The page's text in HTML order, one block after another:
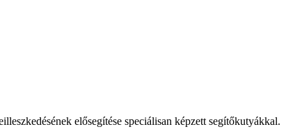
elősegítése speciálisan képzett segítőkutyákkal.